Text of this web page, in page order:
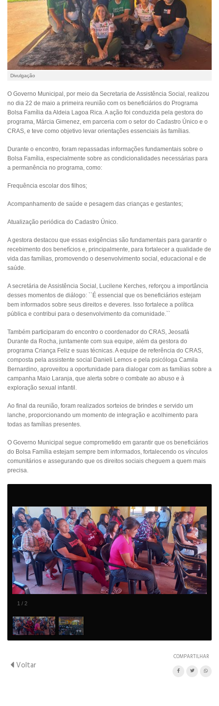
Divulgação
O Governo Municipal, por meio da Secretaria de Assistência Social, realizou
no dia 22 de maio a primeira reunião com os beneficiários do Programa
Bolsa Família da Aldeia Lagoa Rica. A ação foi conduzida pela gestora do
programa, Márcia Gimenez, em parceria com o setor do Cadastro Único e o
CRAS, e teve como objetivo levar orientações essenciais às famílias.
Durante o encontro, foram repassadas informações fundamentais sobre o
Bolsa Família, especialmente sobre as condicionalidades necessárias para
a permanência no programa, como:
Frequência escolar dos filhos;
Acompanhamento de saúde e pesagem das crianças e gestantes;
Atualização periódica do Cadastro Único.
A gestora destacou que essas exigências são fundamentais para garantir o
recebimento dos benefícios e, principalmente, para fortalecer a qualidade de
vida das famílias, promovendo o desenvolvimento social, educacional e de
saúde.
A secretária de Assistência Social, Lucilene Kerches, reforçou a importância
desses momentos de diálogo: ``É essencial que os beneficiários estejam
bem informados sobre seus direitos e deveres. Isso fortalece a política
pública e contribui para o desenvolvimento da comunidade.``
Também participaram do encontro o coordenador do CRAS, Jeosafá
Durante da Rocha, juntamente com sua equipe, além da gestora do
programa Criança Feliz e suas técnicas. A equipe de referência do CRAS,
composta pela assistente social Danieli Lemos e pela psicóloga Camila
Bernardino, aproveitou a oportunidade para dialogar com as famílias sobre a
campanha Maio Laranja, que alerta sobre o combate ao abuso e à
exploração sexual infantil.
Ao final da reunião, foram realizados sorteios de brindes e servido um
lanche, proporcionando um momento de integração e acolhimento para
todas as famílias presentes.
O Governo Municipal segue comprometido em garantir que os beneficiários
do Bolsa Família estejam sempre bem informados, fortalecendo os vínculos
comunitários e assegurando que os direitos sociais cheguem a quem mais
precisa.
1 / 2
Voltar
COMPARTILHAR